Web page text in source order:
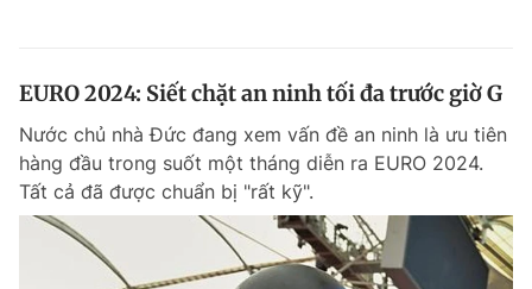
EURO 2024: Siết chặt an ninh tối đa trước giờ G
Nước chủ nhà Đức đang xem vấn đề an ninh là ưu tiên
hàng đầu trong suốt một tháng diễn ra EURO 2024.
Tất cả đã được chuẩn bị "rất kỹ".